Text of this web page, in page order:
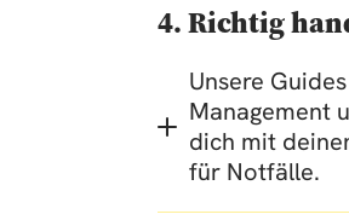
4. Richtig
Unsere
Management
dich mit
für Notfälle.